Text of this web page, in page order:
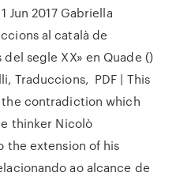
2017 Gabriella
al català de
segle XX» en Quade ()
Traduccions, PDF | This
contradiction which
thinker Nicolò
the extension of his
ao alcance de